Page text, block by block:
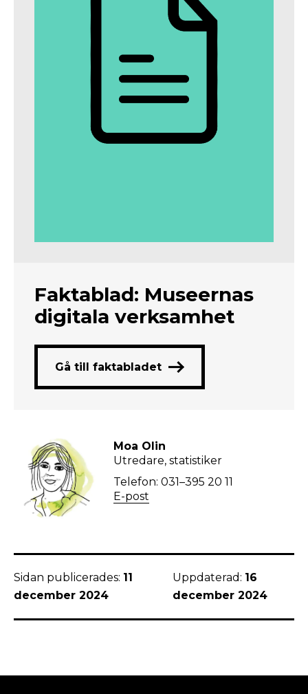
Faktablad: Museernas
digitala verksamhet
Gå till faktabladet
Moa Olin
Utredare, statistiker
Telefon: 031–395 20 11
E-post
Sidan publicerades: 11
december 2024
Uppdaterad: 16
december 2024